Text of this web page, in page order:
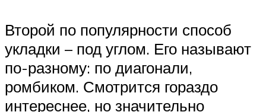
Второй по популярности способ
укладки – под углом. Его называют
по-разному: по диагонали,
ромбиком. Смотрится гораздо
интереснее, но значительно